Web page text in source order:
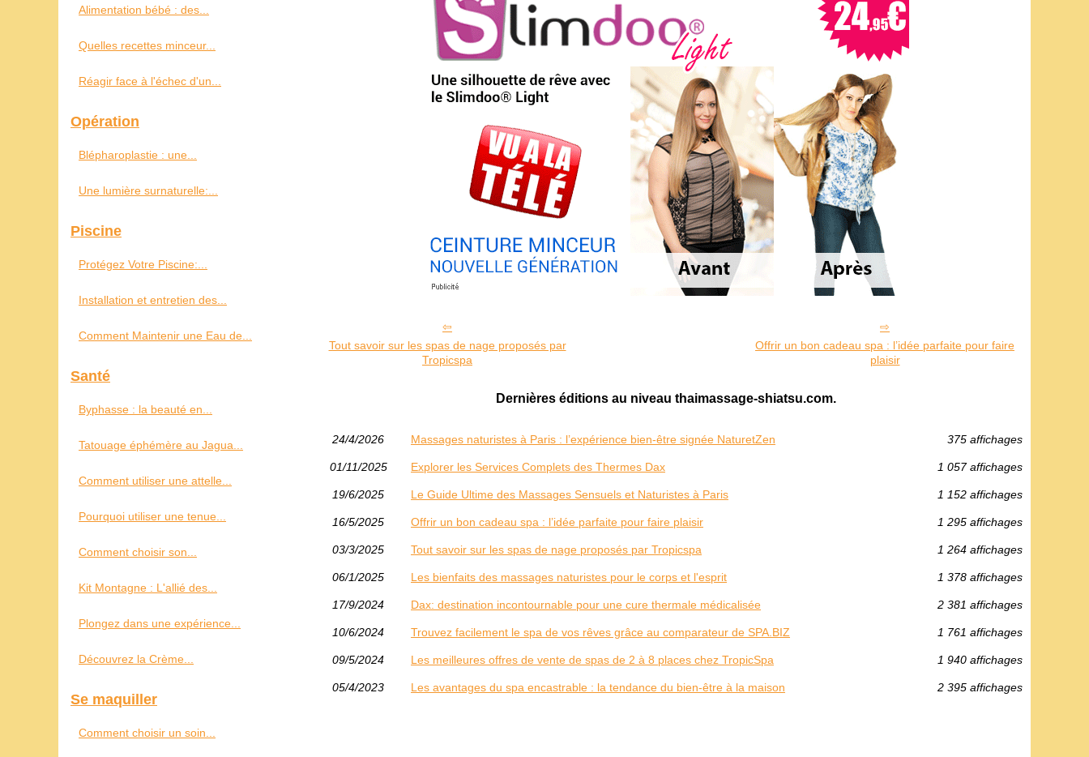
Tout savoir sur les spas de nage proposés par
Tropicspa
Offrir un bon cadeau spa : l’idée parfaite pour faire
plaisir
Dernières éditions au niveau thaimassage-shiatsu.com.
24/4/2026 Massages naturistes à Paris : l’expérience bien‑être signée NaturetZen 375 affichages
01/11/2025 Explorer les Services Complets des Thermes Dax 1 057 affichages
19/6/2025 Le Guide Ultime des Massages Sensuels et Naturistes à Paris 1 152 affichages
16/5/2025 Offrir un bon cadeau spa : l’idée parfaite pour faire plaisir 1 295 affichages
03/3/2025 Tout savoir sur les spas de nage proposés par Tropicspa 1 264 affichages
06/1/2025 Les bienfaits des massages naturistes pour le corps et l'esprit 1 378 affichages
17/9/2024 Dax: destination incontournable pour une cure thermale médicalisée 2 381 affichages
10/6/2024 Trouvez facilement le spa de vos rêves grâce au comparateur de SPA.BIZ 1 761 affichages
09/5/2024 Les meilleures offres de vente de spas de 2 à 8 places chez TropicSpa 1 940 affichages
05/4/2023 Les avantages du spa encastrable : la tendance du bien-être à la maison 2 395 affichages
Alimentation bébé : des...
Quelles recettes minceur...
Réagir face à l'échec d'un...
Opération
Blépharoplastie : une...
Une lumière surnaturelle:...
Piscine
Protégez Votre Piscine:...
Installation et entretien des...
Comment Maintenir une Eau de...
Santé
Byphasse : la beauté en...
Tatouage éphémère au Jagua...
Comment utiliser une attelle...
Pourquoi utiliser une tenue...
Comment choisir son...
Kit Montagne : L'allié des...
Plongez dans une expérience...
Découvrez la Crème...
Se maquiller
Comment choisir un soin...